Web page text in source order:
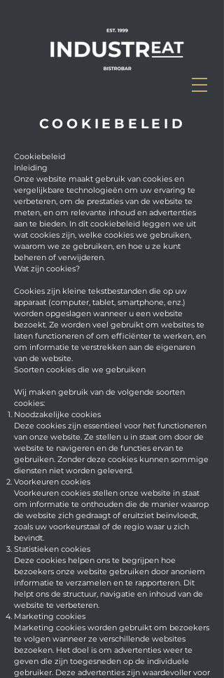
COOKIEBELEID
Cookiebeleid
Inleiding
Onze website maakt gebruik van cookies en
vergelijkbare technologieën om uw ervaring te
verbeteren, om de prestaties van de website te
meten, en om relevante inhoud en advertenties
aan te bieden. In dit cookiebeleid leggen we uit
wat cookies zijn, welke cookies we gebruiken,
waarom we ze gebruiken, en hoe u ze kunt
beheren of verwijderen.
Wat zijn cookies?
Cookies zijn kleine tekstbestanden die op uw
apparaat (computer, tablet, smartphone, enz.)
worden opgeslagen wanneer u een website
bezoekt. Ze worden veel gebruikt om websites te
laten functioneren of om efficiënter te werken, en
om informatie te verstrekken aan de eigenaren
van de website.
Soorten cookies die we gebruiken
Wij maken gebruik van de volgende soorten
cookies:
Noodzakelijke cookies
Deze cookies zijn essentieel voor het functioneren
van onze website. Ze stellen u in staat om door de
website te navigeren en de functies ervan te
gebruiken. Zonder deze cookies kunnen sommige
diensten niet worden geleverd.
Voorkeuren cookies
Voorkeuren cookies stellen onze website in staat
om informatie te onthouden die de manier waarop
de website zich gedraagt of eruitziet beïnvloedt,
zoals uw voorkeurstaal of de regio waar u zich
bevindt.
Statistieken cookies
Deze cookies helpen ons te begrijpen hoe
bezoekers onze website gebruiken door anoniem
informatie te verzamelen en te rapporteren. Dit
helpt ons de structuur, navigatie en inhoud van de
website te verbeteren.
Marketing cookies
Marketing cookies worden gebruikt om bezoekers
te volgen wanneer ze verschillende websites
bezoeken. Het doel is om advertenties weer te
geven die zijn toegesneden op de individuele
gebruiker. Deze advertenties zijn waardevoller voor